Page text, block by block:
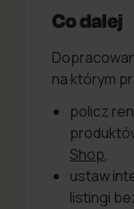
Co dalej
na którym
policz
Shop,
ustaw
listingi